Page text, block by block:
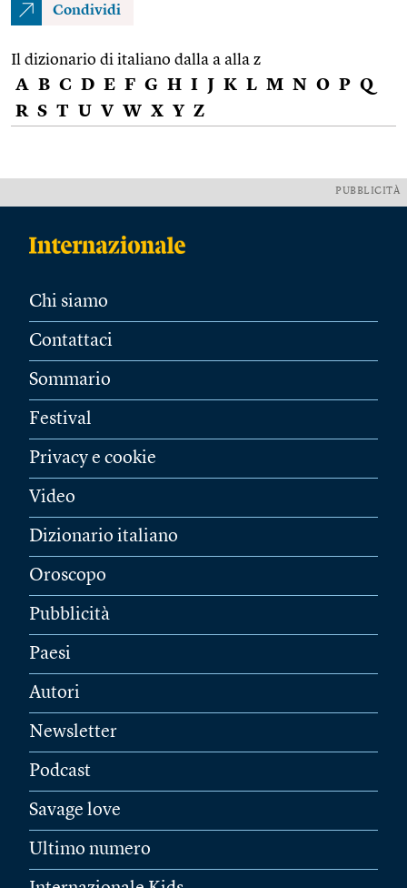
Condividi
Il dizionario di italiano dalla a alla z
A B C D E F G H I J K L M N O P Q
R S T U V W X Y Z
PUBBLICITÀ
Chi siamo
Contattaci
Sommario
Festival
Privacy e cookie
Video
Dizionario italiano
Oroscopo
Pubblicità
Paesi
Autori
Newsletter
Podcast
Savage love
Ultimo numero